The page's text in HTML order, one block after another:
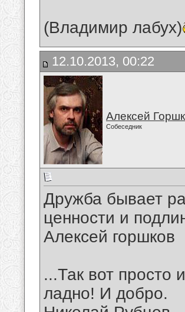
(Владимир лабух)
12.10.2013, 00:22
Алексей
Собеседник
Дружба бывает
ценности и
Алексей горшков
...Так вот
ладно! И добро.